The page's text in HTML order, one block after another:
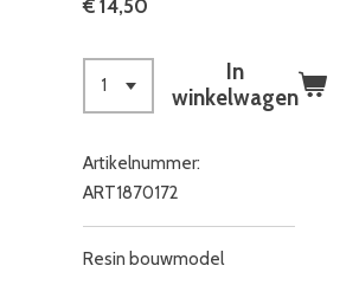
€ 14,50
In
winkelwagen
Artikelnummer:
ART1870172
Resin bouwmodel